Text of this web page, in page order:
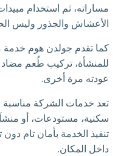
مساراته، ثم استخدام
الأعشاش والجذور وليس
كما تقدم جولدن هوم
للمنشأة، تركيب طُعم
عودته مرة أخرى.
تعد خدمات الشركة مناسبة
سكنية، مستودعات، أو
تنفيذ الخدمة بأمان تام
داخل المكان.